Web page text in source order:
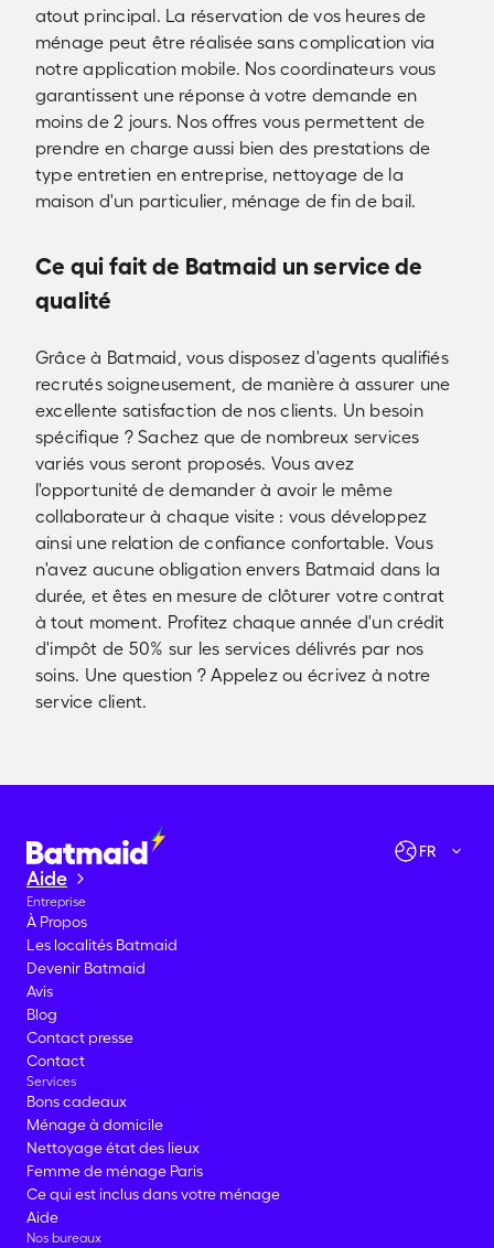
atout principal. La réservation de vos heures de
ménage peut être réalisée sans complication via
notre application mobile. Nos coordinateurs vous
garantissent une réponse à votre demande en
moins de 2 jours. Nos offres vous permettent de
prendre en charge aussi bien des prestations de
type entretien en entreprise, nettoyage de la
maison d'un particulier, ménage de fin de bail.
Ce qui fait de Batmaid un service de
qualité
Grâce à Batmaid, vous disposez d'agents qualifiés
recrutés soigneusement, de manière à assurer une
excellente satisfaction de nos clients. Un besoin
spécifique ? Sachez que de nombreux services
variés vous seront proposés. Vous avez
l'opportunité de demander à avoir le même
collaborateur à chaque visite : vous développez
ainsi une relation de confiance confortable. Vous
n'avez aucune obligation envers Batmaid dans la
durée, et êtes en mesure de clôturer votre contrat
à tout moment. Profitez chaque année d'un crédit
d'impôt de 50% sur les services délivrés par nos
soins. Une question ? Appelez ou écrivez à notre
service client.
FR
Aide
Entreprise
À Propos
Les localités Batmaid
Devenir Batmaid
Avis
Blog
Contact presse
Contact
Services
Bons cadeaux
Ménage à domicile
Nettoyage état des lieux
Femme de ménage Paris
Ce qui est inclus dans votre ménage
Aide
Nos bureaux